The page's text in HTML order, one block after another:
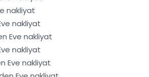
nakliyat
nakliyat
Eve nakliyat
nakliyat
Eve nakliyat